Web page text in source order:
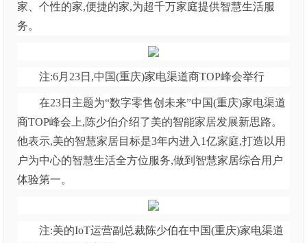
家、个性的家,便捷的家,为超千万家庭提供智慧生活服
务。
注:6月23日,中国(重庆)家电渠道商TOP峰会举行
在23日主题为“数字零售创未来”中国(重庆)家电渠道
商TOP峰会上,陈少伯介绍了美的智能家居发展新思路。
他表示,美的智慧家居目标是3年内进入1亿家庭,打造以用
户为中心的智慧生活全方位服务,做到智慧家居综合用户
体验第一。
注:美的IoT运营副总裁陈少伯在中国(重庆)家电渠道